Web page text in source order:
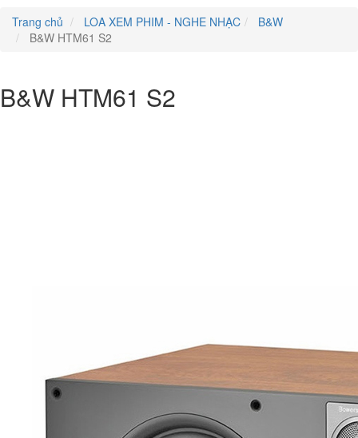
Trang chủ
LOA XEM PHIM - NGHE NHẠC
B&W
B&W HTM61 S2
B&W HTM61 S2